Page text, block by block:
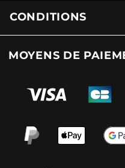
CONDITIONS
MOYENS DE